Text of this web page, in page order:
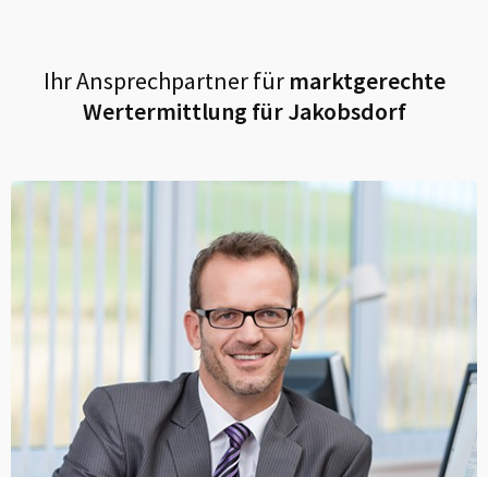
Ihr Ansprechpartner fürmarktgerechte
Wertermittlung fürJakobsdorf